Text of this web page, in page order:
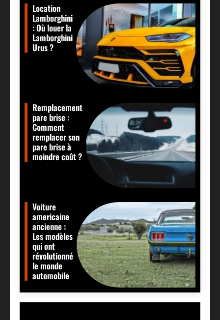
Location
Lamborghini
: Où louer la
Lamborghini
Urus ?
Remplacement
pare brise :
Comment
remplacer son
pare brise à
moindre coût ?
Voiture
americaine
ancienne :
Les modèles
qui ont
révolutionné
le monde
automobile